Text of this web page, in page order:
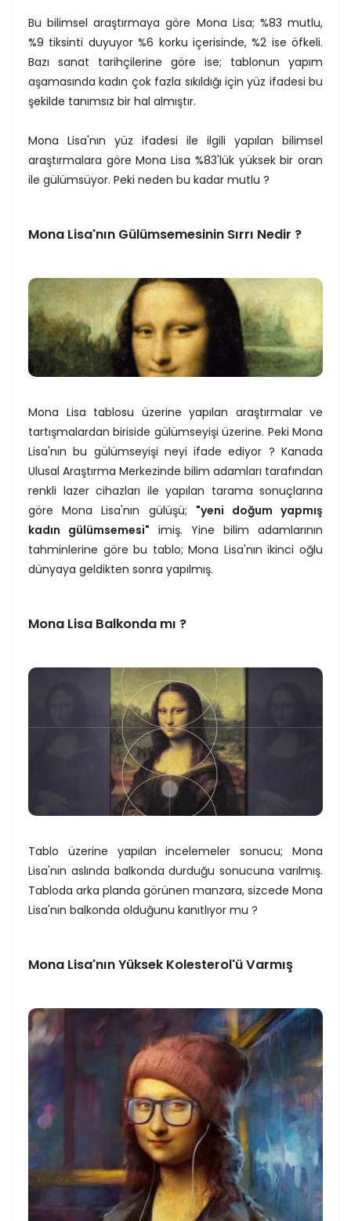
Bu bilimsel araştırmaya göre Mona Lisa; %83 mutlu,
%9 tiksinti duyuyor %6 korku içerisinde, %2 ise öfkeli.
Bazı sanat tarihçilerine göre ise; tablonun yapım
aşamasında kadın çok fazla sıkıldığı için yüz ifadesi bu
şekilde tanımsız bir hal almıştır.
Mona Lisa'nın yüz ifadesi ile ilgili yapılan bilimsel
araştırmalara göre Mona Lisa %83'lük yüksek bir oran
ile gülümsüyor. Peki neden bu kadar mutlu ?
Mona Lisa'nın Gülümsemesinin Sırrı Nedir ?
Mona Lisa tablosu üzerine yapılan araştırmalar ve
tartışmalardan biriside gülümseyişi üzerine. Peki Mona
Lisa'nın bu gülümseyişi neyi ifade ediyor ? Kanada
Ulusal Araştırma Merkezinde bilim adamları tarafından
renkli lazer cihazları ile yapılan tarama sonuçlarına
göre Mona Lisa'nın gülüşü; "yeni doğum yapmış
kadın gülümsemesi" imiş. Yine bilim adamlarının
tahminlerine göre bu tablo; Mona Lisa'nın ikinci oğlu
dünyaya geldikten sonra yapılmış.
Mona Lisa Balkonda mı ?
Tablo üzerine yapılan incelemeler sonucu; Mona
Lisa'nın aslında balkonda durduğu sonucuna varılmış.
Tabloda arka planda görünen manzara, sizcede Mona
Lisa'nın balkonda olduğunu kanıtlıyor mu ?
Mona Lisa'nın Yüksek Kolesterol'ü Varmış